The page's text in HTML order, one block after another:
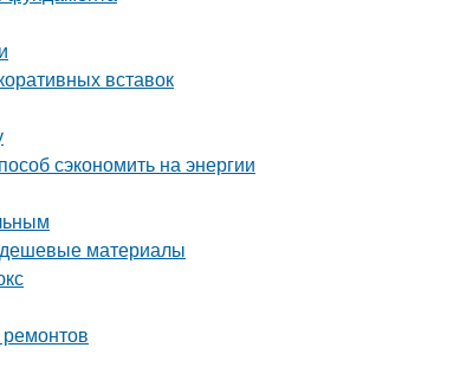
вставок
сэкономить на энергии
дешевые материалы